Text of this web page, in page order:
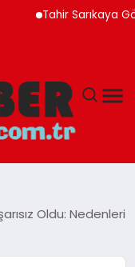
Tahir Sarıkaya
Oldu: Nedenleri